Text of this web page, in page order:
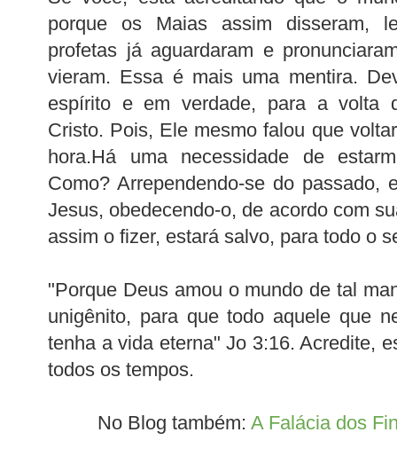
porque os Maias assim disseram,
profetas já aguardaram e
vieram. Essa é mais uma mentira.
espírito e em verdade, para a volta
Cristo. Pois, Ele mesmo falou que
hora.Há uma necessidade de
Como? Arrependendo-se do passado,
Jesus, obedecendo-o, de acordo com
assim o fizer, estará salvo, para todo o
"Porque Deus amou o mundo de tal
unigênito, para que todo aquele que
tenha a vida eterna" Jo 3:16. Acredite,
todos os tempos.
No Blog também: A Falácia dos